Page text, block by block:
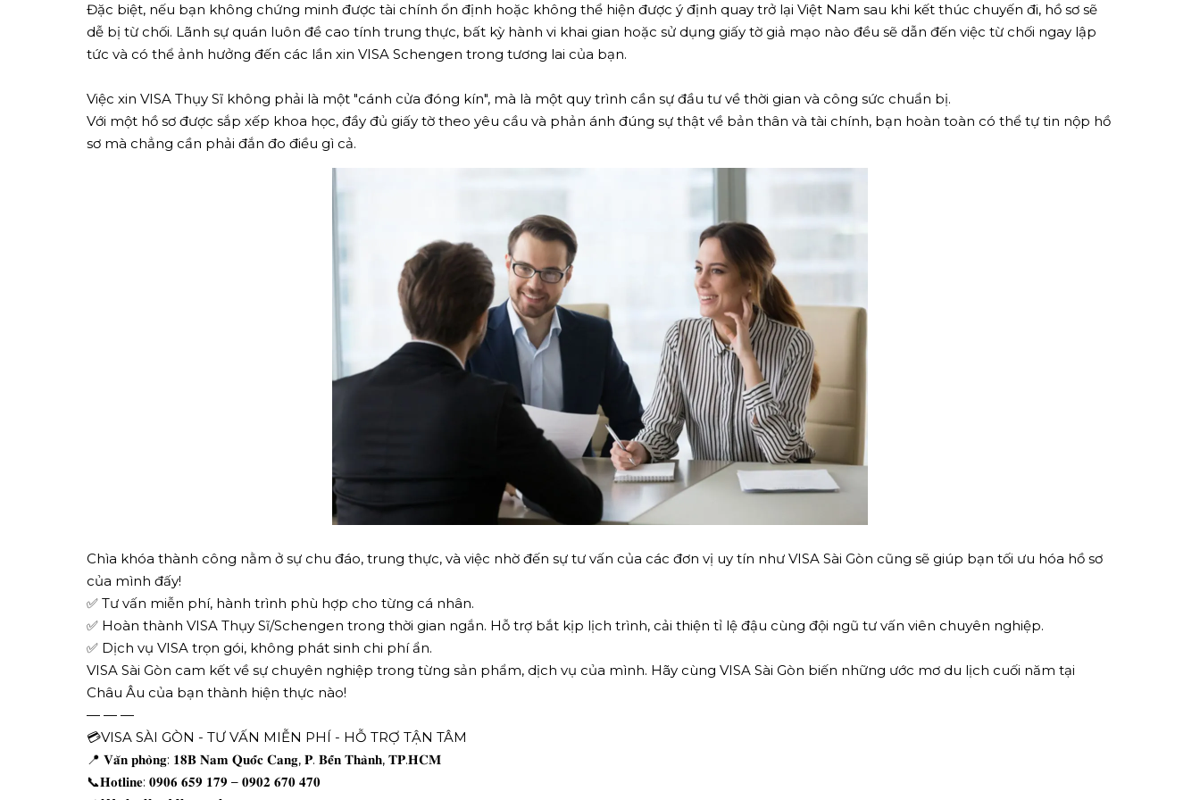
Đặc biệt, nếu bạn không chứng minh được tài chính ổn định hoặc không thể hiện được ý định quay trở lại Việt Nam sau khi kết thúc chuyến đi, hồ sơ sẽ
dễ bị từ chối. Lãnh sự quán luôn đề cao tính trung thực, bất kỳ hành vi khai gian hoặc sử dụng giấy tờ giả mạo nào đều sẽ dẫn đến việc từ chối ngay lập
tức và có thể ảnh hưởng đến các lần xin VISA Schengen trong tương lai của bạn.
Việc xin VISA Thụy Sĩ không phải là một "cánh cửa đóng kín", mà là một quy trình cần sự đầu tư về thời gian và công sức chuẩn bị.
Với một hồ sơ được sắp xếp khoa học, đầy đủ giấy tờ theo yêu cầu và phản ánh đúng sự thật về bản thân và tài chính, bạn hoàn toàn có thể tự tin nộp hồ
sơ mà chẳng cần phải đắn đo điều gì cả.
Chìa khóa thành công nằm ở sự chu đáo, trung thực, và việc nhờ đến sự tư vấn của các đơn vị uy tín như VISA Sài Gòn cũng sẽ giúp bạn tối ưu hóa hồ sơ
của mình đấy!
✅ Tư vấn miễn phí, hành trình phù hợp cho từng cá nhân.
✅ Hoàn thành VISA Thụy Sĩ/Schengen trong thời gian ngắn. Hỗ trợ bắt kịp lịch trình, cải thiện tỉ lệ đậu cùng đội ngũ tư vấn viên chuyên nghiệp.
✅ Dịch vụ VISA trọn gói, không phát sinh chi phí ẩn.
VISA Sài Gòn cam kết về sự chuyên nghiệp trong từng sản phẩm, dịch vụ của mình. Hãy cùng VISA Sài Gòn biến những ước mơ du lịch cuối năm tại
Châu Âu của bạn thành hiện thực nào!
— — —
💳VISA SÀI GÒN - TƯ VẤN MIỄN PHÍ - HỖ TRỢ TẬN TÂM
📍 𝐕𝐚̆𝐧 𝐩𝐡𝐨̀𝐧𝐠: 𝟏𝟖𝐁 𝐍𝐚𝐦 𝐐𝐮𝐨̂́𝐜 𝐂𝐚𝐧𝐠, 𝐏. 𝐁𝐞̂́𝐧 𝐓𝐡𝐚̀𝐧𝐡, 𝐓𝐏.𝐇𝐂𝐌
📞𝐇𝐨𝐭𝐥𝐢𝐧𝐞: 𝟎𝟗𝟎𝟔 𝟔𝟓𝟗 𝟏𝟕𝟗 – 𝟎𝟗𝟎𝟐 𝟔𝟕𝟎 𝟒𝟕𝟎